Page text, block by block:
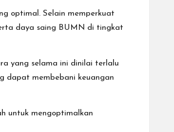
optimal. Selain memperkuat
daya saing BUMN di tingkat
yang selama ini dinilai terlalu
dapat membebani keuangan
untuk mengoptimalkan